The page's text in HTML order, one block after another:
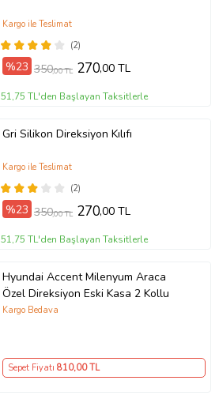
(2)
Kargo ile Teslimat
%23 350,00 TL 270,00 TL
51,75 TL'den Başlayan Taksitlerle
Gri Silikon Direksiyon Kılıfı
(2)
Kargo ile Teslimat
%23 350,00 TL 270,00 TL
51,75 TL'den Başlayan Taksitlerle
Hyundai Accent Milenyum Araca
Özel Direksiyon Eski Kasa 2 Kollu
Kargo Bedava
Sepet Fiyatı 810,00 TL